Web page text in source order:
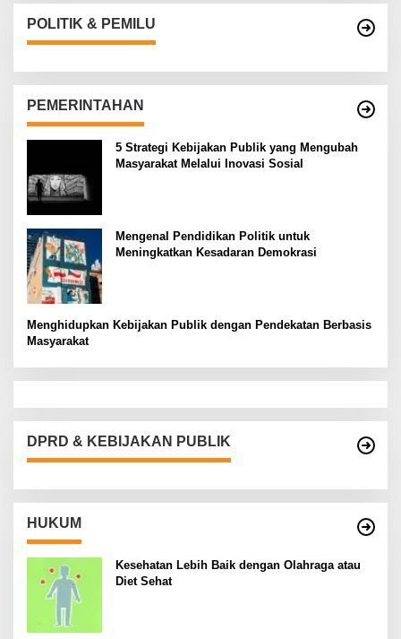
POLITIK & PEMILU
PEMERINTAHAN
5 Strategi Kebijakan Publik yang Mengubah
Masyarakat Melalui Inovasi Sosial
Mengenal Pendidikan Politik untuk
Meningkatkan Kesadaran Demokrasi
Menghidupkan Kebijakan Publik dengan Pendekatan Berbasis
Masyarakat
DPRD & KEBIJAKAN PUBLIK
HUKUM
Kesehatan Lebih Baik dengan Olahraga atau
Diet Sehat